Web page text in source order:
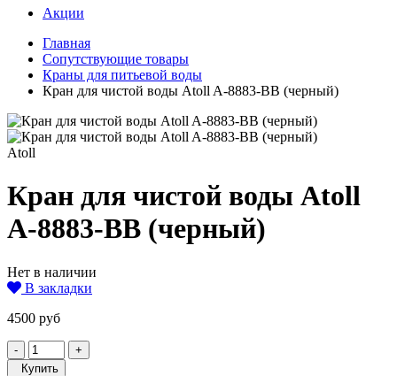
Акции
Главная
Сопутствующие товары
Краны для питьевой воды
Кран для чистой воды Atoll A-8883-BB (черный)
Atoll
Кран для чистой воды Atoll
A-8883-BB (черный)
Нет в наличии
В закладки
4500 руб
-
+
Купить